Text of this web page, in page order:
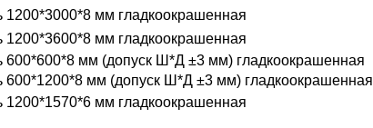
мм гладкоокрашенная
мм гладкоокрашенная
600*600*8 мм (допуск Ш*Д ±3 мм) гладкоокрашенная
600*1200*8 мм (допуск Ш*Д ±3 мм) гладкоокрашенная
мм гладкоокрашенная